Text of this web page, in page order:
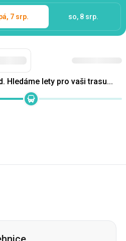
7 srp. so, 8 srp.
Hledáme lety pro vaši trasu...